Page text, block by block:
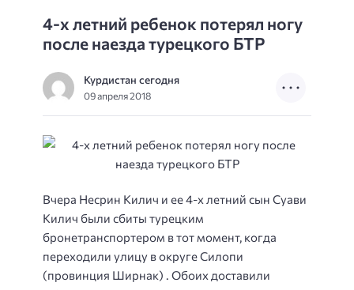
4-х летний ребенок потерял ногу
после наезда турецкого БТР
Курдистан сегодня
09 апреля 2018
Вчера Несрин Килич и ее 4-х летний сын Суави
Килич были сбиты турецким
бронетранспортером в тот момент, когда
переходили улицу в округе Силопи
(провинция Ширнак) . Обоих доставили